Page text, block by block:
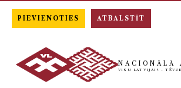
NACIONĀLĀ
VISU LATVIJAI! -
PIEVIENOTIES ATBALSTĪT